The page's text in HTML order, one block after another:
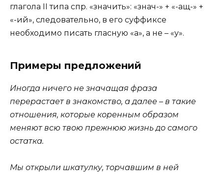
глагола II типа спр. «значить»: «знач-» + «-ащ-» +
«-ий», следовательно, в его суффиксе
необходимо писать гласную «а», а не – «у».
Примеры предложений
Иногда ничего не значащая фраза
перерастает в знакомство, а далее – в такие
отношения, которые коренным образом
меняют всю твою прежнюю жизнь до самого
остатка.
Мы открыли шкатулку, торчавшим в ней